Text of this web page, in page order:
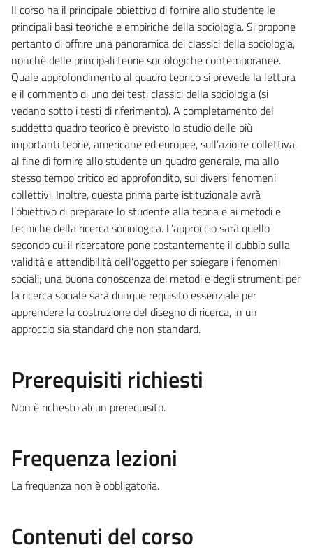
Il corso ha il principale obiettivo di fornire allo studente le
principali basi teoriche e empiriche della sociologia. Si propone
pertanto di offrire una panoramica dei classici della sociologia,
nonchè delle principali teorie sociologiche contemporanee.
Quale approfondimento al quadro teorico si prevede la lettura
e il commento di uno dei testi classici della sociologia (si
vedano sotto i testi di riferimento). A completamento del
suddetto quadro teorico è previsto lo studio delle più
importanti teorie, americane ed europee, sull’azione collettiva,
al fine di fornire allo studente un quadro generale, ma allo
stesso tempo critico ed approfondito, sui diversi fenomeni
collettivi. Inoltre, questa prima parte istituzionale avrà
l’obiettivo di preparare lo studente alla teoria e ai metodi e
tecniche della ricerca sociologica. L’approccio sarà quello
secondo cui il ricercatore pone costantemente il dubbio sulla
validità e attendibilità dell’oggetto per spiegare i fenomeni
sociali; una buona conoscenza dei metodi e degli strumenti per
la ricerca sociale sarà dunque requisito essenziale per
apprendere la costruzione del disegno di ricerca, in un
approccio sia standard che non standard.
Prerequisiti richiesti
Non è richesto alcun prerequisito.
Frequenza lezioni
La frequenza non è obbligatoria.
Contenuti del corso